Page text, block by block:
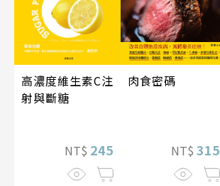
高濃度維生素C注
射與斷糖
NT$ 245
肉食密碼
NT$ 315